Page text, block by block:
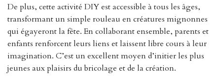
De plus, cette activité DIY est accessible à tous les âges,
transformant un simple rouleau en créatures mignonnes
qui égayeront la fête. En collaborant ensemble, parents et
enfants renforcent leurs liens et laissent libre cours à leur
imagination. C’est un excellent moyen d’initier les plus
jeunes aux plaisirs du bricolage et de la création.